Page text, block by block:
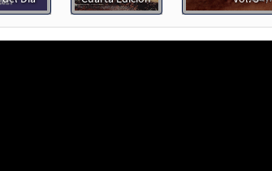
DIGITAL Agregar al carrito